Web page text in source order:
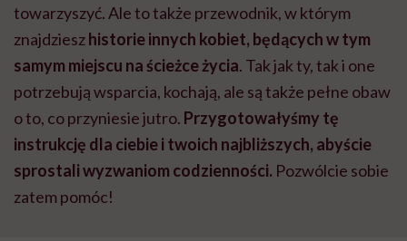
towarzyszyć. Ale to także przewodnik, w którym
znajdzieszhistorie innych kobiet, będących w tym
samym miejscu na ścieżce życia. Tak jak ty, tak i one
potrzebują wsparcia, kochają, ale są także pełne obaw
o to, co przyniesie jutro. Przygotowałyśmy tę
instrukcję dla ciebie i twoich najbliższych, abyście
sprostali wyzwaniom codzienności. Pozwólcie sobie
zatem pomóc!